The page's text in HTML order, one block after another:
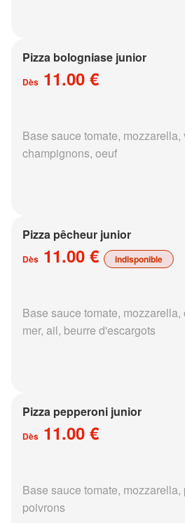
Pizza bologniase junior
Dès 11.00 €
Base sauce tomate,
champignons, oeuf
Pizza pêcheur junior
Dès 11.00 € indisponible
Base sauce tomate,
mer, ail, beurre d'escargots
Pizza pepperoni junior
Dès 11.00 €
Base sauce tomate,
poivrons